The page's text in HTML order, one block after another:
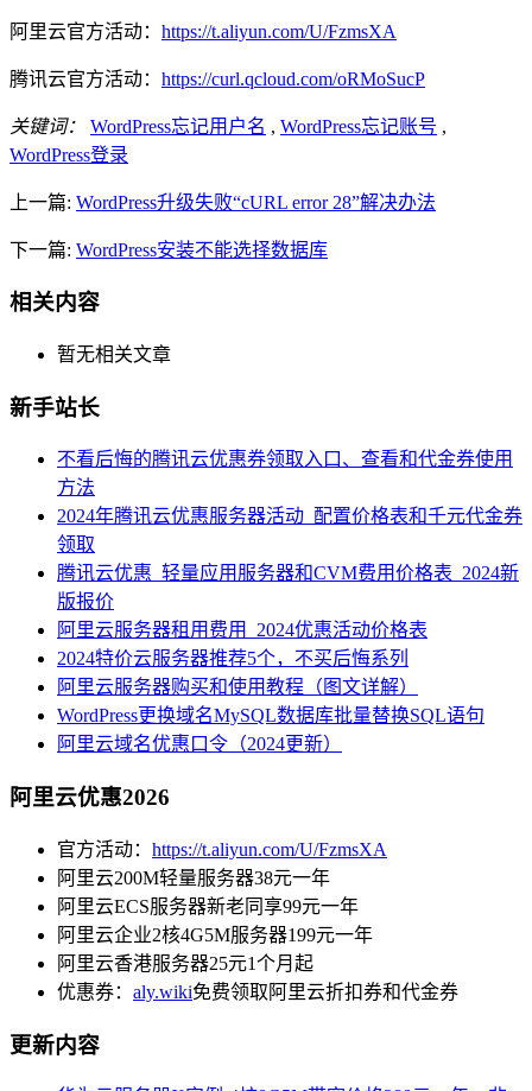
阿里云官方活动： https://t.aliyun.com/U/FzmsXA
腾讯云官方活动： https://curl.qcloud.com/oRMoSucP
关键词： WordPress忘记用户名 , WordPress忘记账号 ,
WordPress登录
上一篇: WordPress升级失败“cURL error 28”解决办法
下一篇: WordPress安装不能选择数据库
相关内容
暂无相关文章
新手站长
不看后悔的腾讯云优惠券领取入口、查看和代金券使用
方法
2024年腾讯云优惠服务器活动_配置价格表和千元代金券
领取
腾讯云优惠_轻量应用服务器和CVM费用价格表_2024新
版报价
阿里云服务器租用费用_2024优惠活动价格表
2024特价云服务器推荐5个，不买后悔系列
阿里云服务器购买和使用教程（图文详解）
WordPress更换域名MySQL数据库批量替换SQL语句
阿里云域名优惠口令（2024更新）
阿里云优惠2026
官方活动： https://t.aliyun.com/U/FzmsXA
阿里云200M轻量服务器38元一年
阿里云ECS服务器新老同享99元一年
阿里云企业2核4G5M服务器199元一年
阿里云香港服务器25元1个月起
优惠券： aly.wiki免费领取阿里云折扣券和代金券
更新内容